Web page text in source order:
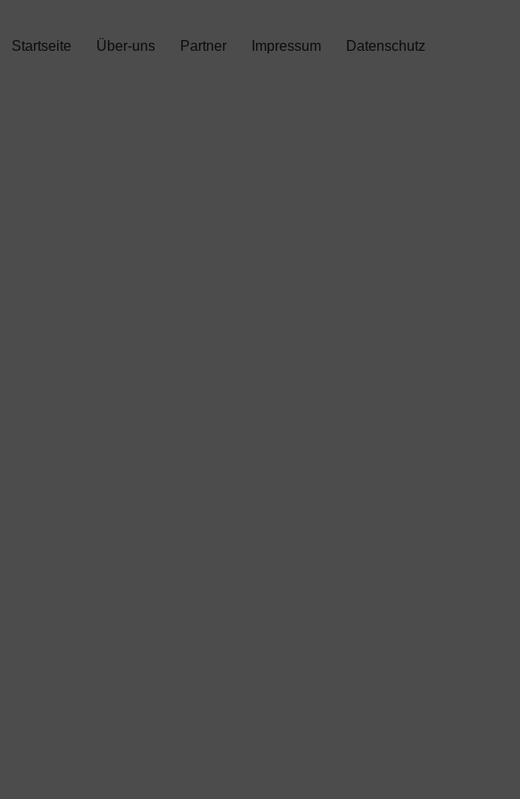
Startseite Über-uns Partner Impressum Datenschutz